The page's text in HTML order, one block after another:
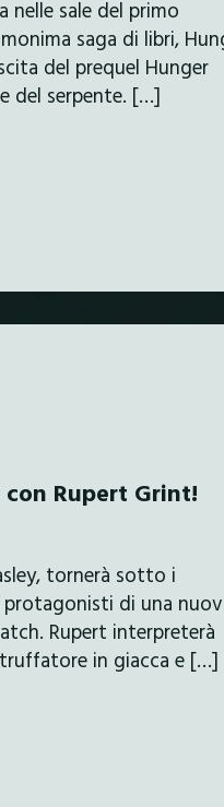
nelle sale del primo
saga di libri,
del prequel Hunger
del serpente. […]
Rupert Grint!
tornerà sotto i
di una
Rupert interpreterà
truffatore in giacca e […]